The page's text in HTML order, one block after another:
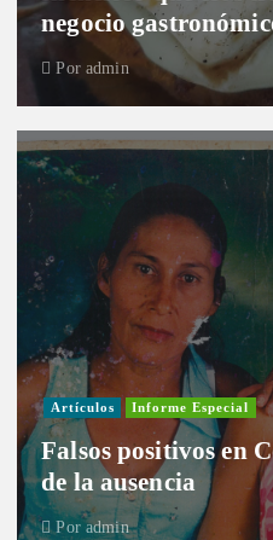
negocio
Por admin
Artículos Informe Especial
Falsos positivos en
de la ausencia
Por admin